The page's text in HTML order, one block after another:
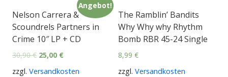
Angebot!
Nelson Carrera &
Scoundrels Partners in
Crime 10″ LP + CD
30,90€ 25,00 €
zzgl. Versandkosten
The Ramblin’ Bandits
Why Why why Rhythm
Bomb RBR 45-24 Single
8,99 €
zzgl. Versandkosten